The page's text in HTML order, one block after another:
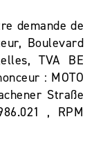
demande de
Boulevard
TVA BE
: MOTO
Straße
, RPM